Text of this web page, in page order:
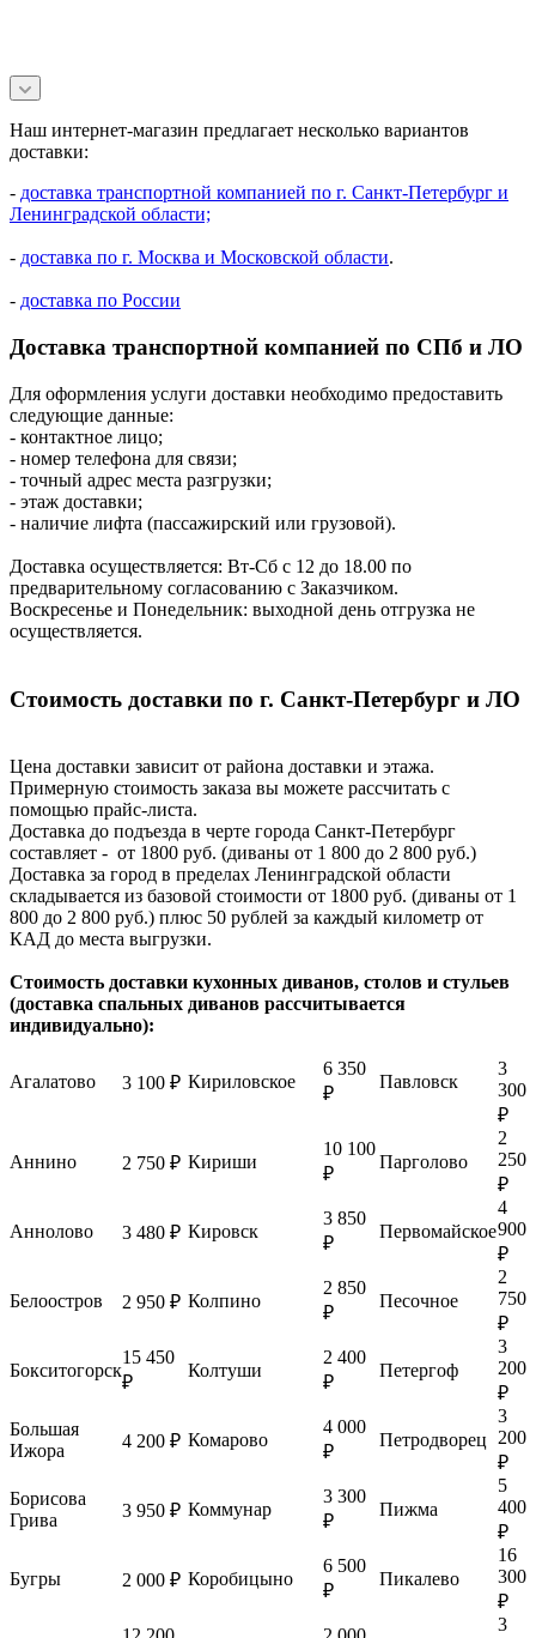
Наш интернет-магазин предлагает несколько вариантов
доставки:
- доставка транспортной компанией по г. Санкт-Петербург и
Ленинградской области;
- доставка по г. Москва и Московской области.
- доставка по России
Доставка транспортной компанией по СПб и ЛО
Для оформления услуги доставки необходимо предоставить
следующие данные:
- контактное лицо;
- номер телефона для связи;
- точный адрес места разгрузки;
- этаж доставки;
- наличие лифта (пассажирский или грузовой).
Доставка осуществляется: Вт-Сб с 12 до 18.00 по
предварительному согласованию с Заказчиком.
Воскресенье и Понедельник: выходной день отгрузка не
осуществляется.
Стоимость доставки по г. Санкт-Петербург и ЛО
Цена доставки зависит от района доставки и этажа.
Примерную стоимость заказа вы можете рассчитать с
помощью прайс-листа.
Доставка до подъезда в черте города Санкт-Петербург
составляет - от 1800 руб. (диваны от 1 800 до 2 800 руб.)
Доставка за город в пределах Ленинградской области
складывается из базовой стоимости от 1800 руб. (диваны от 1
800 до 2 800 руб.) плюс 50 рублей за каждый километр от
КАД до места выгрузки.
Стоимость доставки кухонных диванов, столов и стульев
(доставка спальных диванов рассчитывается
индивидуально):
Агалатово 3 100 ₽ Кириловское
6 350
₽
Павловск
3
300
₽
Аннино 2 750 ₽ Кириши
10 100
₽
Парголово
2
250
₽
Аннолово 3 480 ₽ Кировск
3 850
₽
Первомайское
4
900
₽
Белоостров 2 950 ₽ Колпино
2 850
₽
Песочное
2
750
₽
Бокситогорск
15 450
₽
Колтуши
2 400
₽
Петергоф
3
200
₽
Большая
Ижора
4 200 ₽ Комарово
4 000
₽
Петродворец
3
200
₽
Борисова
Грива
3 950 ₽ Коммунар
3 300
₽
Пижма
5
400
₽
Бугры 2 000 ₽ Коробицыно
6 500
₽
Пикалево
16
300
₽
3